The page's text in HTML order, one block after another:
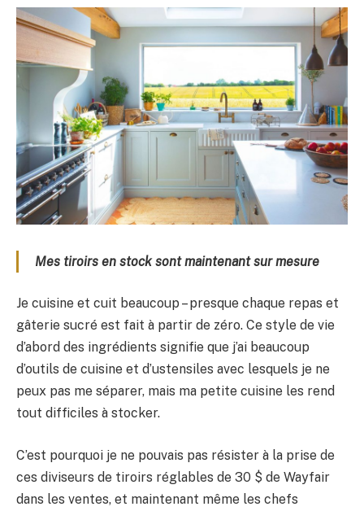
Mes tiroirs en stock sont maintenant sur mesure
Je cuisine et cuit beaucoup – presque chaque repas et
gâterie sucré est fait à partir de zéro. Ce style de vie
d’abord des ingrédients signifie que j’ai beaucoup
d’outils de cuisine et d’ustensiles avec lesquels je ne
peux pas me séparer, mais ma petite cuisine les rend
tout difficiles à stocker.
C’est pourquoi je ne pouvais pas résister à la prise de
ces diviseurs de tiroirs réglables de 30 $ de Wayfair
dans les ventes, et maintenant même les chefs